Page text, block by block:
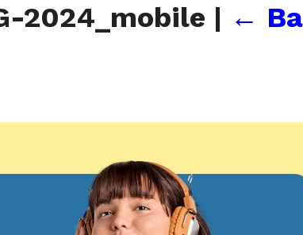
2024_mobile | ←